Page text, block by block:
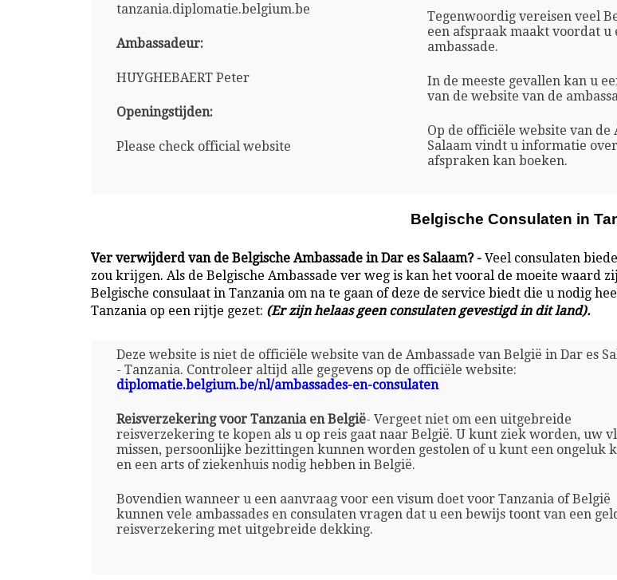
tanzania.diplomatie.belgium.be
Ambassadeur:
HUYGHEBAERT Peter
Openingstijden:
Please check official website
Tegenwoordig vereisen veel
een afspraak maakt voordat u
ambassade.
In de meeste gevallen kan u
van de website van de
Op de officiële website van de
Salaam vindt u informatie
afspraken kan boeken.
Belgische Consulaten in
Ver verwijderd van de Belgische Ambassade in Dar es Salaam? -Veel consulaten
zou krijgen. Als de Belgische Ambassade ver weg is kan het vooral de moeite waard
Belgische consulaat in Tanzania om na te gaan of deze de service biedt die u nodig
Tanzania op een rijtje gezet: (Er zijn helaas geen consulaten gevestigd in dit land).
Deze website is niet de officiële website van de Ambassade van België in Dar es
- Tanzania. Controleer altijd alle gegevens op de officiële website:
diplomatie.belgium.be/nl/ambassades-en-consulaten
Reisverzekering voor Tanzania en België- Vergeet niet om een uitgebreide
reisverzekering te kopen als u op reis gaat naar België. U kunt ziek worden, uw
missen, persoonlijke bezittingen kunnen worden gestolen of u kunt een ongeluk
en een arts of ziekenhuis nodig hebben in België.
Bovendien wanneer u een aanvraag voor een visum doet voor Tanzania of België
kunnen vele ambassades en consulaten vragen dat u een bewijs toont van een
reisverzekering met uitgebreide dekking.